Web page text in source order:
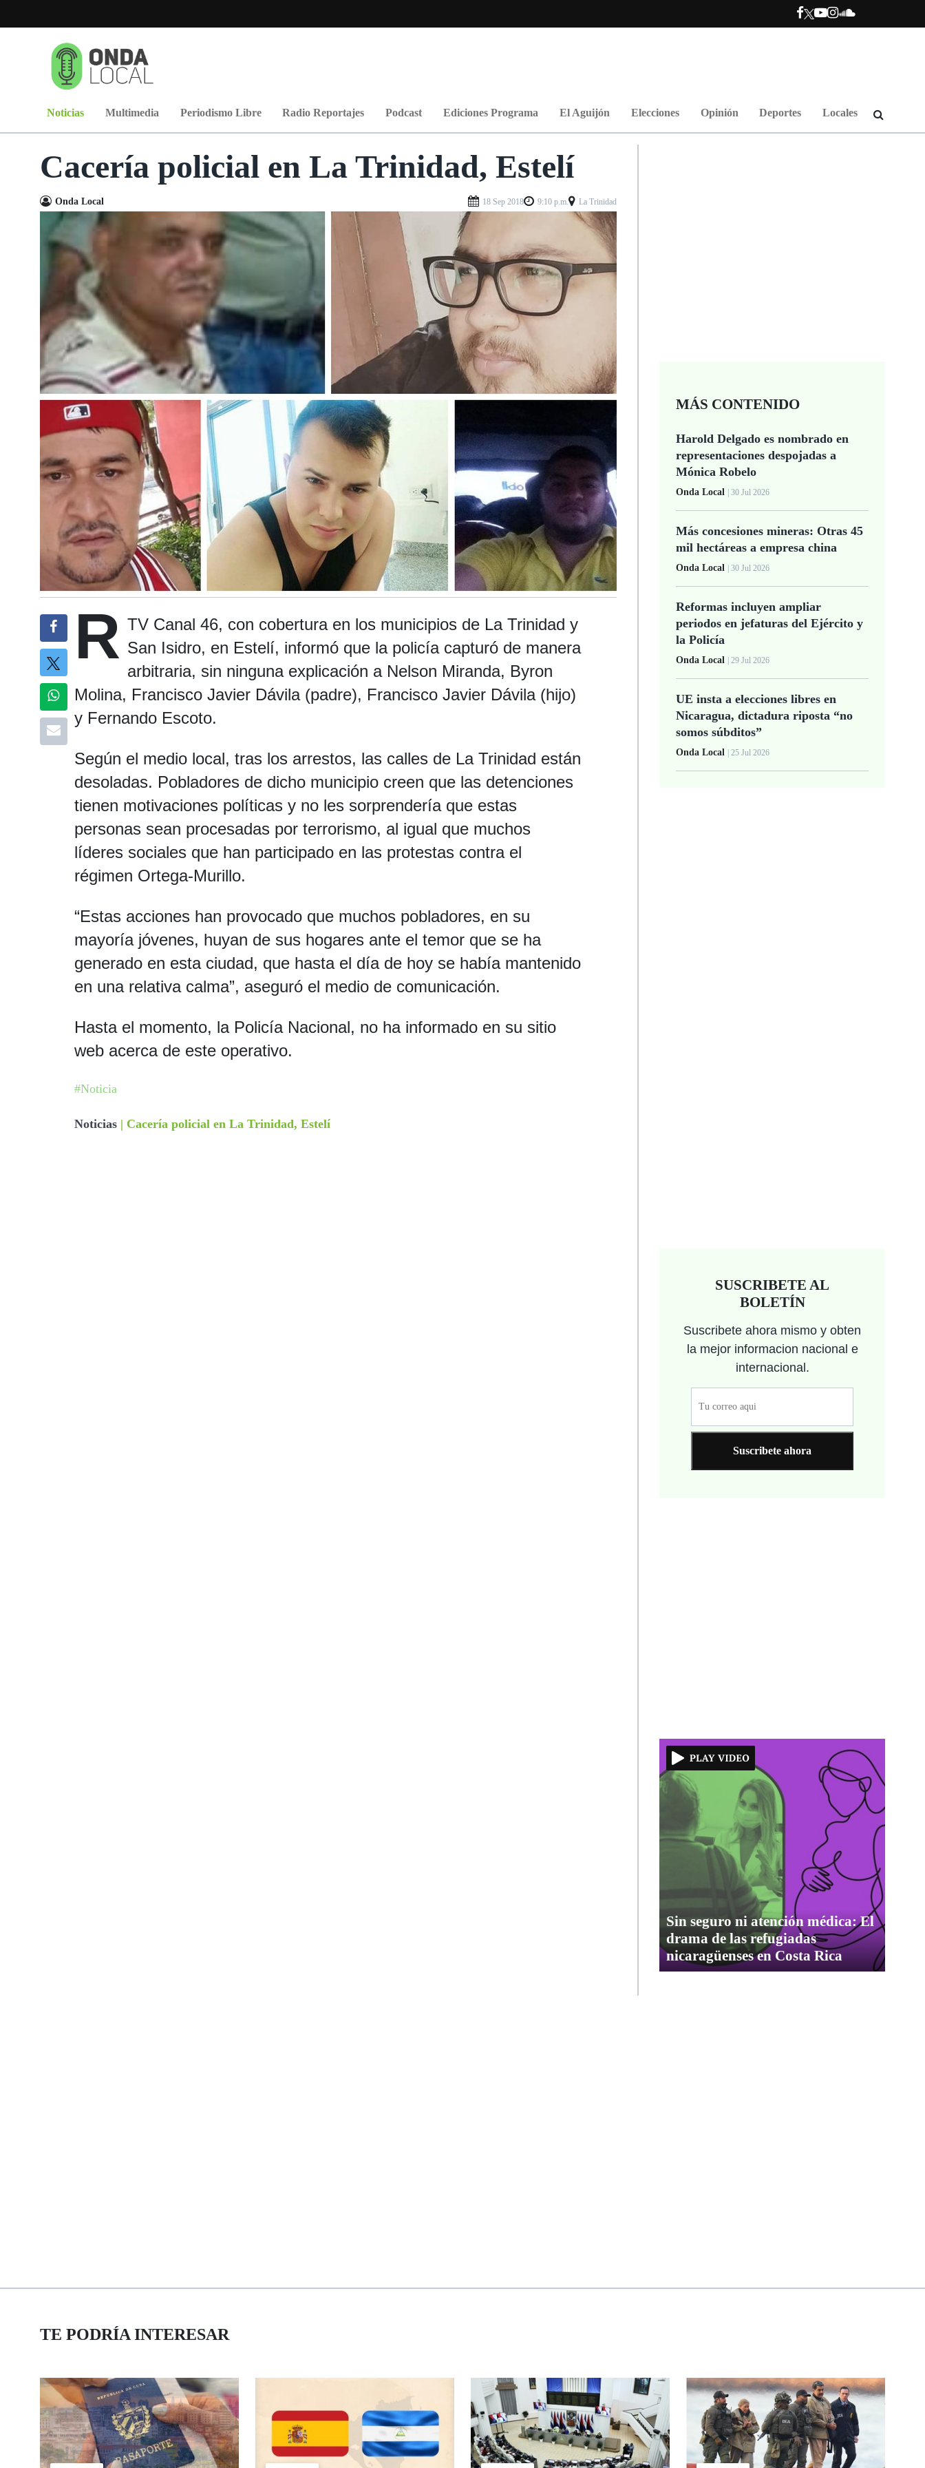
Noticias Multimedia Periodismo Libre Radio Reportajes Podcast Ediciones Programa El Aguijón Elecciones Opinión Deportes Locales
Cacería policial en La Trinidad, Estelí
Onda Local 18 Sep 2018 9:10 p.m. La Trinidad
R TV Canal 46, con cobertura en los municipios de La Trinidad y
San Isidro, en Estelí, informó que la policía capturó de manera
arbitraria, sin ninguna explicación a Nelson Miranda, Byron
Molina, Francisco Javier Dávila (padre), Francisco Javier Dávila (hijo)
y Fernando Escoto.
Según el medio local, tras los arrestos, las calles de La Trinidad están
desoladas. Pobladores de dicho municipio creen que las detenciones
tienen motivaciones políticas y no les sorprendería que estas
personas sean procesadas por terrorismo, al igual que muchos
líderes sociales que han participado en las protestas contra el
régimen Ortega-Murillo.
“Estas acciones han provocado que muchos pobladores, en su
mayoría jóvenes, huyan de sus hogares ante el temor que se ha
generado en esta ciudad, que hasta el día de hoy se había mantenido
en una relativa calma”, aseguró el medio de comunicación.
Hasta el momento, la Policía Nacional, no ha informado en su sitio
web acerca de este operativo.
#Noticia
Noticias| Cacería policial en La Trinidad, Estelí
MÁS CONTENIDO
Harold Delgado es nombrado en
representaciones despojadas a
Mónica Robelo
Onda Local | 30 Jul 2026
Más concesiones mineras: Otras 45
mil hectáreas a empresa china
Onda Local | 30 Jul 2026
Reformas incluyen ampliar
periodos en jefaturas del Ejército y
la Policía
Onda Local | 29 Jul 2026
UE insta a elecciones libres en
Nicaragua, dictadura riposta “no
somos súbditos”
Onda Local | 25 Jul 2026
SUSCRIBETE AL
BOLETÍN
Suscribete ahora mismo y obten
la mejor informacion nacional e
internacional.
Suscribete ahora
Sin seguro ni atención médica: El
drama de las refugiadas
nicaragüenses en Costa Rica
TE PODRÍA INTERESAR